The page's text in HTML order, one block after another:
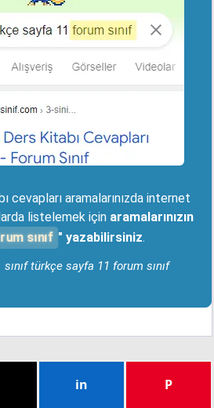
cevapları aramalarınızda internet
listelemek için aramalarınızın
sınıf " yazabilirsiniz.
sınıf türkçe sayfa 11 forum sınıf
in P